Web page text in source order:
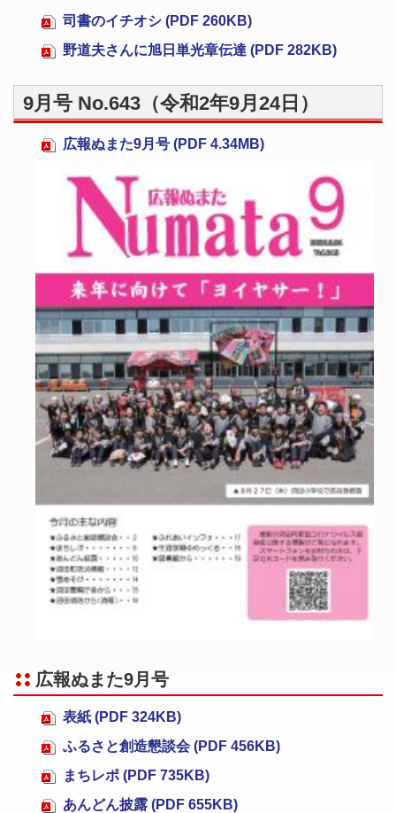
司書のイチオシ (PDF 260KB)
野道夫さんに旭日単光章伝達 (PDF 282KB)
9月号 No.643（令和2年9月24日）
広報ぬまた9月号 (PDF 4.34MB)
広報ぬまた9月号
表紙 (PDF 324KB)
ふるさと創造懇談会 (PDF 456KB)
まちレポ (PDF 735KB)
あんどん披露 (PDF 655KB)